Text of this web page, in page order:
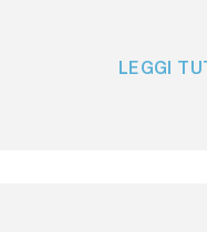
LEGGI